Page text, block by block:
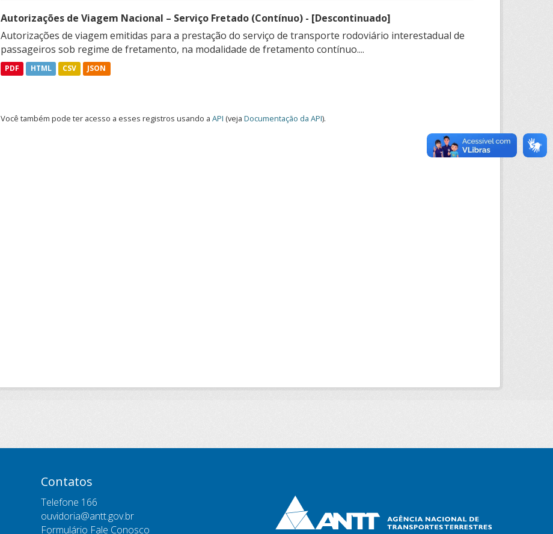
Autorizações de Viagem Nacional – Serviço Fretado (Contínuo) - [Descontinuado]
Autorizações de viagem emitidas para a prestação do serviço de transporte rodoviário interestadual de
passageiros sob regime de fretamento, na modalidade de fretamento contínuo....
PDF HTML CSV JSON
Você também pode ter acesso a esses registros usando a API (veja Documentação da API).
Contatos
Telefone 166
ouvidoria@antt.gov.br
Formulário Fale Conosco